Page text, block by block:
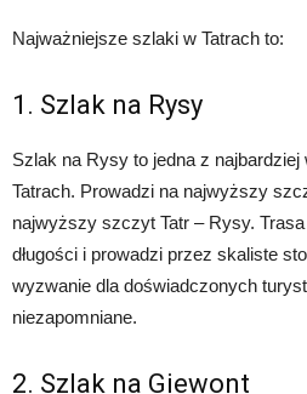
Najważniejsze szlaki w Tatrach to:
1. Szlak na Rysy
Szlak na Rysy to jedna z
Tatrach. Prowadzi na najwyższy
najwyższy szczyt Tatr – Rysy.
długości i prowadzi przez skaliste
wyzwanie dla doświadczonych
niezapomniane.
2. Szlak na Giewont